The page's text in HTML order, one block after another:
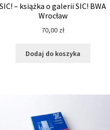
SIC! – książka o galerii SIC! BWA
Wrocław
70,00 zł
Dodaj do koszyka